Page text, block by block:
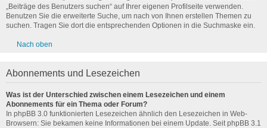
„Beiträge des Benutzers suchen“ auf Ihrer eigenen Profilseite verwenden.
Benutzen Sie die erweiterte Suche, um nach von Ihnen erstellen Themen zu
suchen. Tragen Sie dort die entsprechenden Optionen in die Suchmaske ein.
Nach oben
Abonnements und Lesezeichen
Was ist der Unterschied zwischen einem Lesezeichen und einem
Abonnements für ein Thema oder Forum?
In phpBB 3.0 funktionierten Lesezeichen ähnlich den Lesezeichen in Web-
Browsern: Sie bekamen keine Informationen bei einem Update. Seit phpBB 3.1